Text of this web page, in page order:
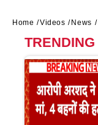
Home Videos News